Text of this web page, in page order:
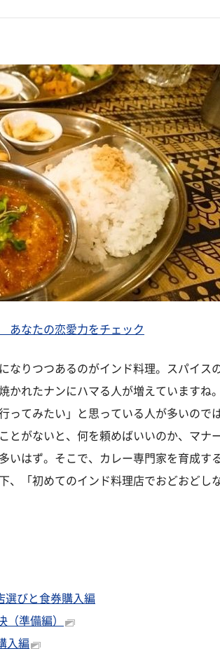
あなたの恋愛力をチェック
なりつつあるのがインド料理。スパイス
かれたナンにハマる人が増えていますね
ってみたい」と思っている人が多いので
とがないと、何を頼めばいいのか、マナ
いはず。そこで、カレー専門家を育成す
、「初めてのインド料理店でおどおどし
選びと食券購入編
（準備編）
入編